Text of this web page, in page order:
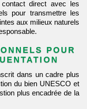
direct avec les
pour transmettre les
aux milieux naturels
POUR
du bien UNESCO et
plus encadrée de la